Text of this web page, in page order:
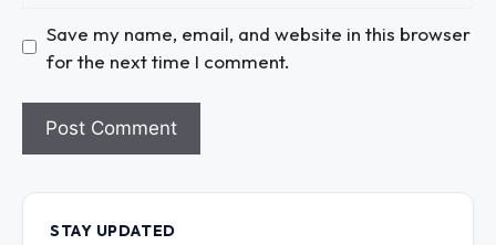
Save my name, email, and website in this browser
for the next time I comment.
STAY UPDATED